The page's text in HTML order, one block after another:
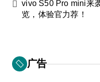
vivo S50 Pro mini来
览，体验官力荐！
广告